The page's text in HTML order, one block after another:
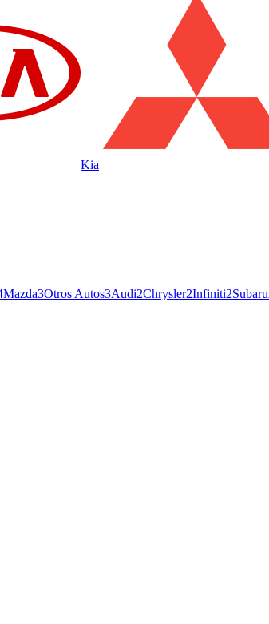
Kia
Mazda3Otros Autos3Audi2Chrysler2Infiniti2Subaru